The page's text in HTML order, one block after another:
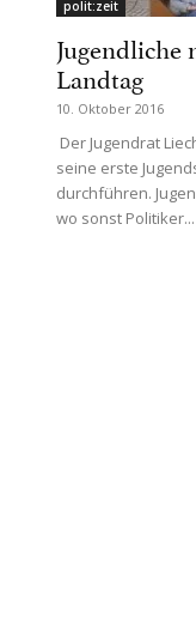
polit:zeit
Jugendliche
Landtag
10. Oktober 2016
Der Jugendrat
seine erste
durchführen.
wo sonst Politiker...